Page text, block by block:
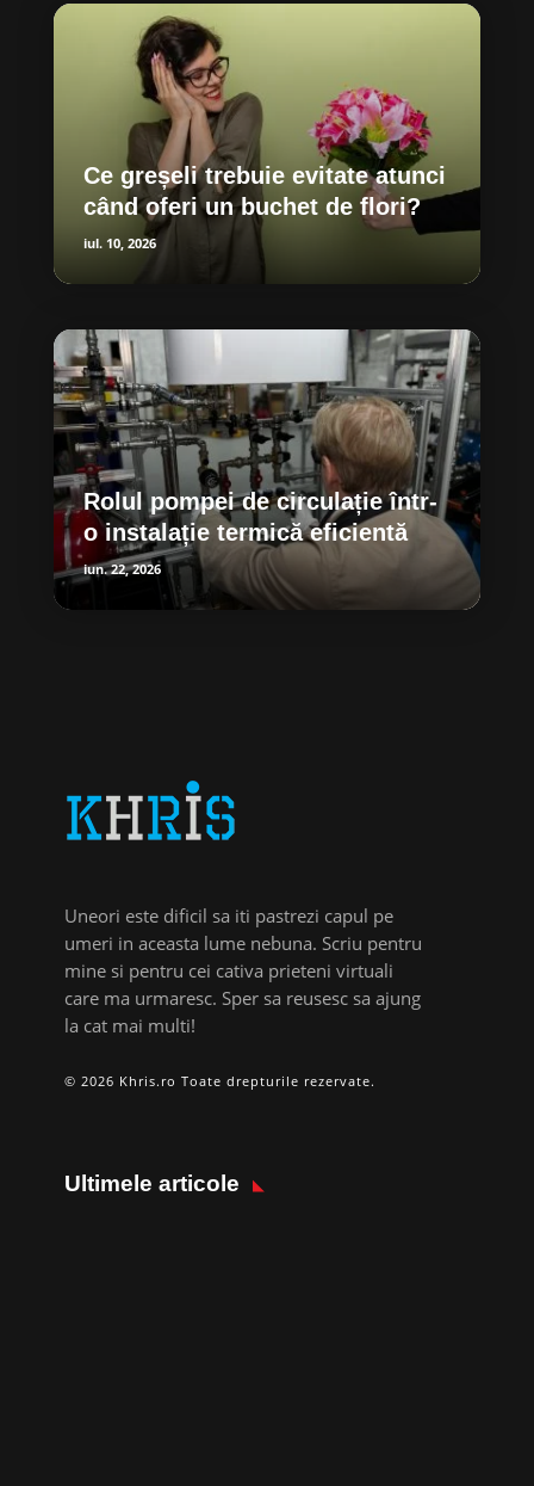
Ce greșeli trebuie evitate atunci
când oferi un buchet de flori?
iul. 10, 2026
Rolul pompei de circulație într-
o instalație termică eficientă
iun. 22, 2026
Uneori este dificil sa iti pastrezi capul pe
umeri in aceasta lume nebuna. Scriu pentru
mine si pentru cei cativa prieteni virtuali
care ma urmaresc. Sper sa reusesc sa ajung
la cat mai multi!
© 2026 Khris.ro Toate drepturile rezervate.
Ultimele articole